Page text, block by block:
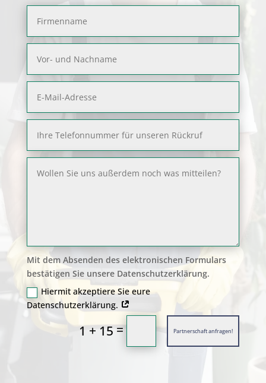
Mit dem Absenden des elektronischen Formulars
bestätigen Sie unsere Datenschutzerklärung.
Hiermit akzeptiere Sie eure
Datenschutzerklärung.
1 + 15= Partnerschaft anfragen!